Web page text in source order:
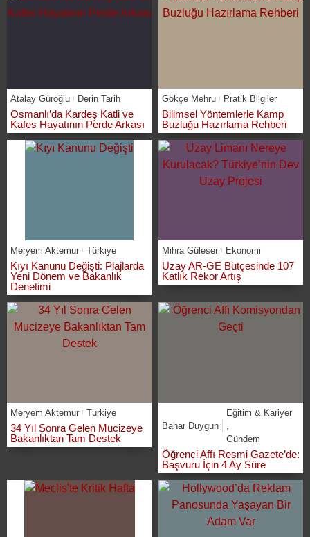
Atalay Güroğlu Derin Tarih
Osmanlı’da Kardeş Katli ve
Kafes Hayatının Perde Arkası
Gökçe Mehru Pratik Bilgiler
Bilimsel Yöntemlerle Kamp
Buzluğu Hazırlama Rehberi
Meryem Aktemur Türkiye
Kıyı Kanunu Değişti: Plajlarda
Yeni Dönem ve Bakanlık
Denetimi
Mihra Güleser Ekonomi
Uzay AR-GE Bütçesinde 107
Katlık Rekor Artış
Meryem Aktemur Türkiye
34 Yıl Sonra Gelen Mucizeye
Bakanlıktan Tam Destek
Bahar Duygun
Eğitim & Kariyer
Gündem
Öğrenci Affı Resmi Gazete’de:
Başvuru İçin 4 Ay Süre